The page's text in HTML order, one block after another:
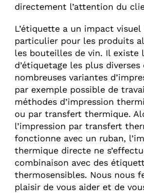
directement l’attention du
L’étiquette a un impact
particulier pour les produits
les bouteilles de vin. Il existe
d’étiquetage les plus diverses
nombreuses variantes
par exemple possible de
méthodes d’impression
ou par transfert thermique.
l’impression par transfert
fonctionne avec un ruban,
thermique directe ne
combinaison avec des
thermosensibles. Nous nous
plaisir de vous aider et de